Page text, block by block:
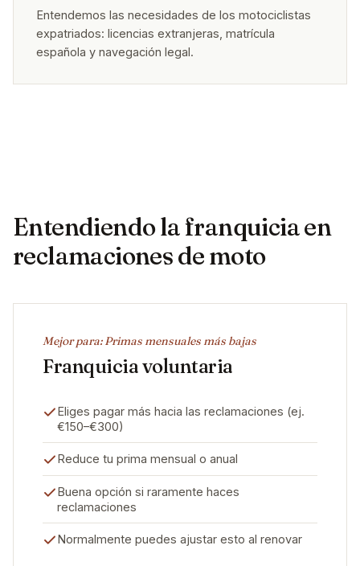
Entendemos las necesidades de los motociclistas
expatriados: licencias extranjeras, matrícula
española y navegación legal.
Entendiendo la franquicia en
reclamaciones de moto
Mejor para: Primas mensuales más bajas
Franquicia voluntaria
Eliges pagar más hacia las reclamaciones (ej.
€150–€300)
Reduce tu prima mensual o anual
Buena opción si raramente haces
reclamaciones
Normalmente puedes ajustar esto al renovar